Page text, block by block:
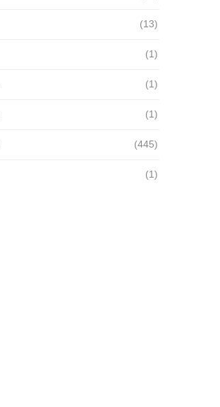
(13)
(1)
(1)
(1)
(445)
(1)